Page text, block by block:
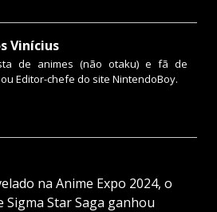
Vinícius
de animes (não otaku) e fã de
Editor-chefe do site NintendoBoy.
na Anime Expo 2024, o
Sigma Star Saga ganhou